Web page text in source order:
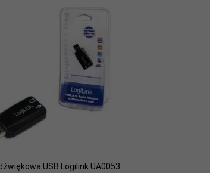
USB Logilink UA0053